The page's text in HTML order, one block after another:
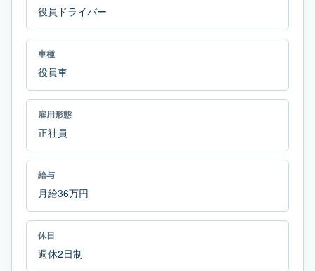
役員ドライバー
車種
役員車
雇用形態
正社員
給与
月給36万円
休日
週休2日制